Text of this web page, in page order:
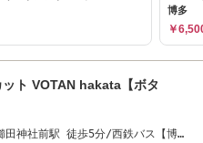
博多
￥
ト VOTAN hakata【ボタ
神社前駅 徒歩5分/西鉄バス【博多